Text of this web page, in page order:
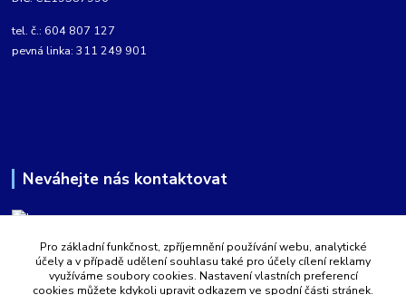
tel. č.: 604 807 127
pevná linka: 311 249 901
Neváhejte nás kontaktovat
Martin Kabíček
8:00 - 16:00 hod.
Pro základní funkčnost, zpříjemnění používání webu, analytické
účely a v případě udělení souhlasu také pro účely cílení reklamy
využíváme soubory cookies. Nastavení vlastních preferencí
cookies můžete kdykoli upravit odkazem ve spodní části stránek.